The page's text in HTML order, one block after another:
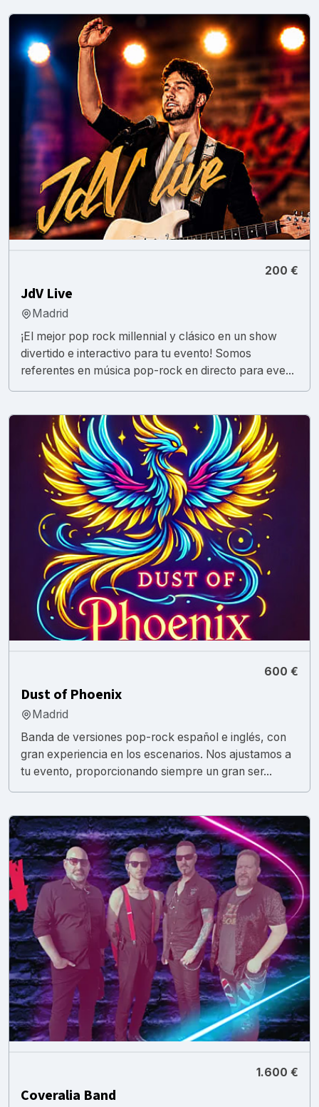
200 €
JdV Live
Madrid
¡El mejor pop rock millennial y clásico en un show
divertido e interactivo para tu evento! Somos
referentes en música pop-rock en directo para eve...
600 €
Dust of Phoenix
Madrid
Banda de versiones pop-rock español e inglés, con
gran experiencia en los escenarios. Nos ajustamos a
tu evento, proporcionando siempre un gran ser...
1.600 €
Coveralia Band